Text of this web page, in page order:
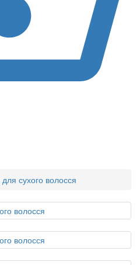
сухого волосся